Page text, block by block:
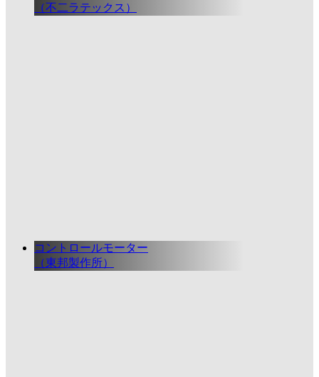
（不二ラテックス）
コントロールモーター
（東邦製作所）